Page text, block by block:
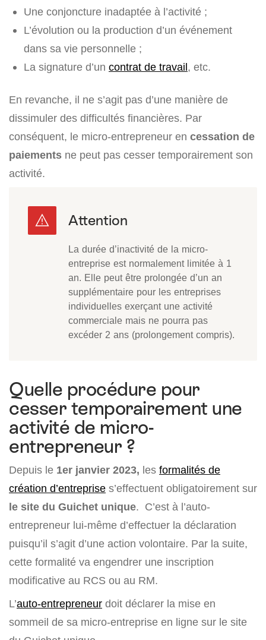
Une conjoncture inadaptée à l’activité ;
L’évolution ou la production d’un événement
dans sa vie personnelle ;
La signature d’un contrat de travail, etc.
En revanche, il ne s’agit pas d’une manière de
dissimuler des difficultés financières. Par
conséquent, le micro-entrepreneur en cessation de
paiements ne peut pas cesser temporairement son
activité.
La durée d’inactivité de la micro-
entreprise est normalement limitée à 1
an. Elle peut être prolongée d’un an
supplémentaire pour les entreprises
individuelles exerçant une activité
commerciale mais ne pourra pas
excéder 2 ans (prolongement compris).
Quelle procédure pour
cesser temporairement une
activité de micro-
entrepreneur ?
Depuis le 1er janvier 2023, les formalités de
création d’entreprise s’effectuent obligatoirement sur
le site du Guichet unique. C’est à l’auto-
entrepreneur lui-même d’effectuer la déclaration
puisqu’il s’agit d’une action volontaire. Par la suite,
cette formalité va engendrer une inscription
modificative au RCS ou au RM.
L’auto-entrepreneur doit déclarer la mise en
sommeil de sa micro-entreprise en ligne sur le site